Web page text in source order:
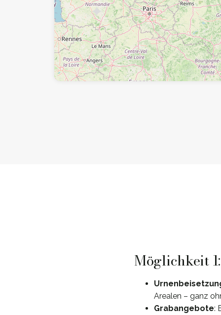
Möglichkeit
Arealen – ganz
Grabangebote: